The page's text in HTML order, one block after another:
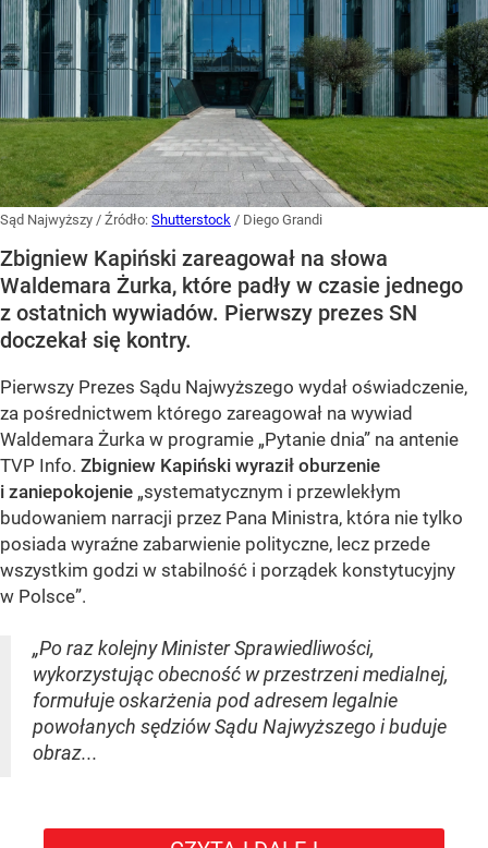
Sąd Najwyższy / Źródło: Shutterstock / Diego Grandi
Zbigniew Kapiński zareagował na słowa
Waldemara Żurka, które padły w czasie jednego
z ostatnich wywiadów. Pierwszy prezes SN
doczekał się kontry.
Pierwszy Prezes Sądu Najwyższego wydał oświadczenie,
za pośrednictwem którego zareagował na wywiad
Waldemara Żurka w programie „Pytanie dnia” na antenie
TVP Info. Zbigniew Kapiński wyraził oburzenie
i zaniepokojenie „systematycznym i przewlekłym
budowaniem narracji przez Pana Ministra, która nie tylko
posiada wyraźne zabarwienie polityczne, lecz przede
wszystkim godzi w stabilność i porządek konstytucyjny
w Polsce”.
„Po raz kolejny Minister Sprawiedliwości,
wykorzystując obecność w przestrzeni medialnej,
formułuje oskarżenia pod adresem legalnie
powołanych sędziów Sądu Najwyższego i buduje
obraz...